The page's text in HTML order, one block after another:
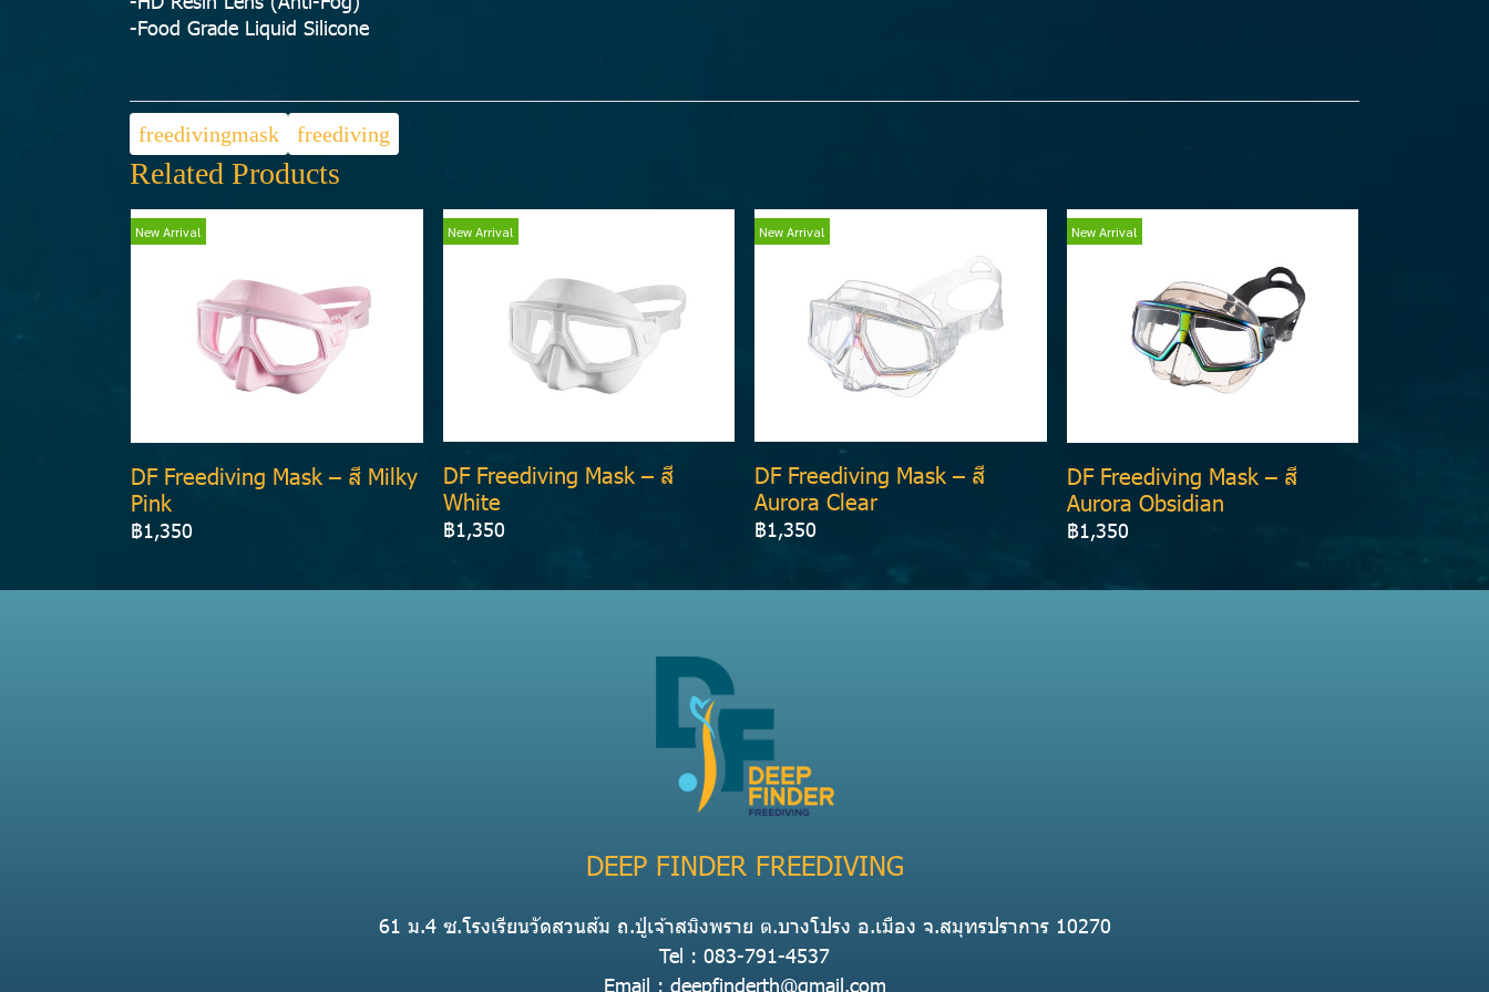
-Food Grade Liquid Silicone
freedivingmask freediving
Related Products
New Arrival
DF Freediving Mask – สี Milky
Pink
฿1,350
New Arrival
DF Freediving Mask – สี
White
฿1,350
New Arrival
DF Freediving Mask – สี
Aurora Clear
฿1,350
New Arrival
DF Freediving Mask – สี
Aurora Obsidian
฿1,350
DEEP FINDER FREEDIVING
61 ม.4 ซ.โรงเรียนวัดสวนส้ม ถ.ปู่เจ้าสมิงพราย ต.บางโปรง อ.เมือง จ.สมุทรปราการ 10270
Tel : 083-791-4537
Email : deepfinderth@gmail.com